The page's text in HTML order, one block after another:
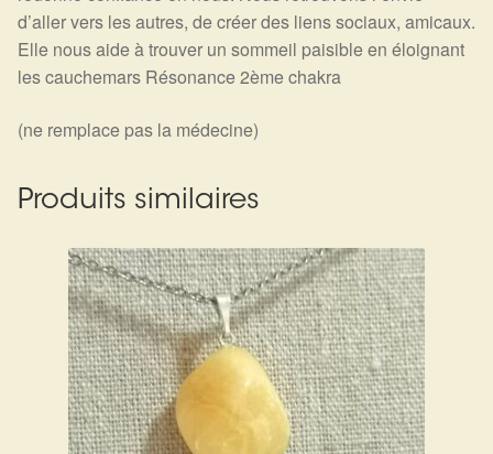
d’aller vers les autres, de créer des liens sociaux, amicaux.
Elle nous aide à trouver un sommeil paisible en éloignant
les cauchemars Résonance 2ème chakra
(ne remplace pas la médecine)
Produits similaires